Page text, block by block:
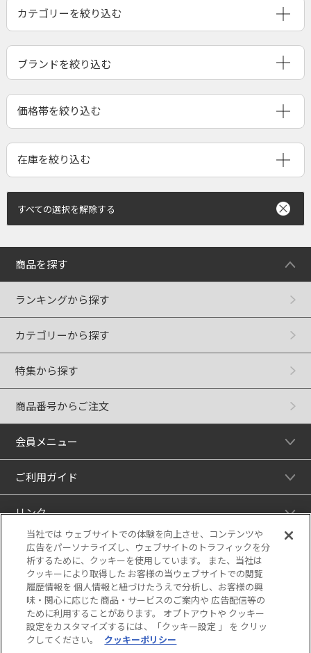
ブランドを絞り込む
すべての選択を解除する
商品を探す
ランキングから探す
カテゴリーから探す
特集から探す
商品番号からご注文
会員メニュー
ご利用ガイド
リンク
当サイトの表示価格は個別に税込・税抜等の
当社では ウェブサイトでの体験を向上させ、コンテンツや
広告をパーソナライズし、ウェブサイトのトラフィックを分
析するために、クッキーを使用しています。 また、当社は
クッキーにより取得した お客様の当ウェブサイトでの閲覧
履歴情報を 個人情報と紐づけたうえで分析し、お客様の興
味・関心に応じた 商品・サービスのご案内や 広告配信等の
ために利用することがあります。 オプトアウトや クッキー
設定をカスタマイズするには、「クッキー設定 」 を クリッ
クしてください。
クッキーポリシー